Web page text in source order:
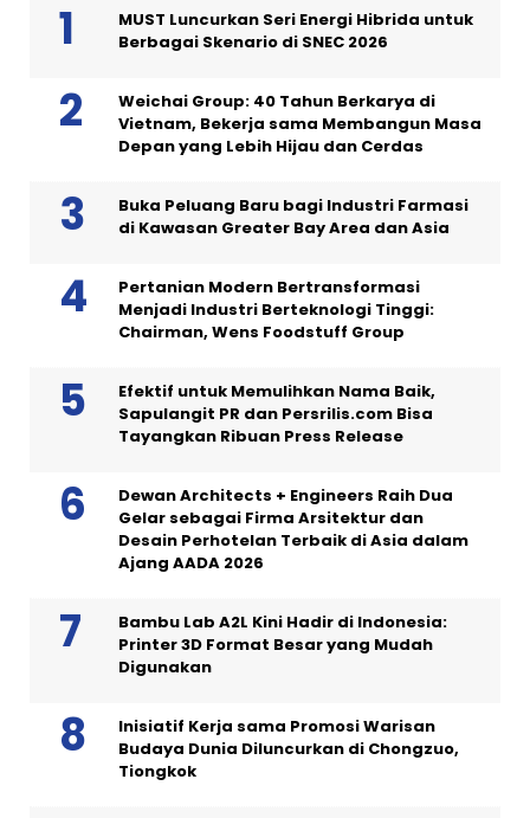
MUST Luncurkan Seri Energi Hibrida untuk
Berbagai Skenario di SNEC 2026
Weichai Group: 40 Tahun Berkarya di
Vietnam, Bekerja sama Membangun Masa
Depan yang Lebih Hijau dan Cerdas
Buka Peluang Baru bagi Industri Farmasi
di Kawasan Greater Bay Area dan Asia
Pertanian Modern Bertransformasi
Menjadi Industri Berteknologi Tinggi:
Chairman, Wens Foodstuff Group
Efektif untuk Memulihkan Nama Baik,
Sapulangit PR dan Persrilis.com Bisa
Tayangkan Ribuan Press Release
Dewan Architects + Engineers Raih Dua
Gelar sebagai Firma Arsitektur dan
Desain Perhotelan Terbaik di Asia dalam
Ajang AADA 2026
Bambu Lab A2L Kini Hadir di Indonesia:
Printer 3D Format Besar yang Mudah
Digunakan
Inisiatif Kerja sama Promosi Warisan
Budaya Dunia Diluncurkan di Chongzuo,
Tiongkok